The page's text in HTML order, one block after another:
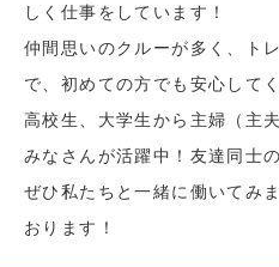
しく仕事をしています！
仲間思いのクルーが多く、ト
で、初めての方でも安心して
高校生、大学生から主婦（主
みなさんが活躍中！友達同士
ぜひ私たちと一緒に働いてみ
おります！